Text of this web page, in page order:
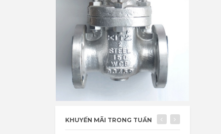
KHUYẾN MÃI TRONG TUẦN